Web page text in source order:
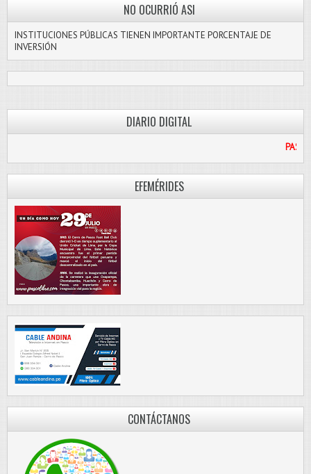
NO OCURRIÓ ASI
INSTITUCIONES PÚBLICAS TIENEN IMPORTANTE PORCENTAJE DE
INVERSIÓN
DIARIO DIGITAL
EFEMÉRIDES
CONTÁCTANOS